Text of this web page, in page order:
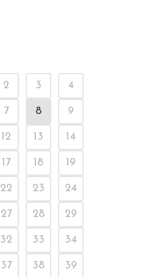
2 3 4
7 8 9
12 13 14
17 18 19
22 23 24
27 28 29
32 33 34
37 38 39